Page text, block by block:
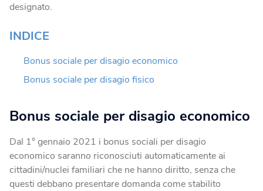
Produci energia energia elettrica dal tuo balcone.
Calore ed efficienza in un’unica scelta.
designato.
INDICE
Bonus sociale per disagio economico
Bonus sociale per disagio fisico
Bonus sociale per disagio economico
Dal 1° gennaio 2021 i bonus sociali per disagio
economico saranno riconosciuti automaticamente ai
cittadini/nuclei familiari che ne hanno diritto, senza che
questi debbano presentare domanda come stabilito